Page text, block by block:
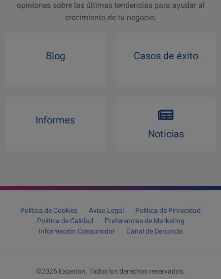
opiniones sobre las últimas tendencias para ayudar al
crecimiento de tu negocio.
Blog Casos de éxito
Informes
Noticias
Política de Cookies Aviso Legal
Política de Privacidad
Política de Calidad
Preferencias de Marketing
Información Consumidor
Canal de Denuncia
©2026 Experian. Todos los derechos reservados.